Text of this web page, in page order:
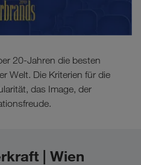
20-Jahren die besten
Welt. Die Kriterien für die
das Image, der
| Wien